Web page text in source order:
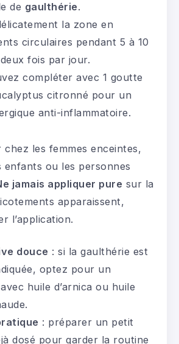
de gaulthérie.
la zone en
circulaires pendant 5 à 10
fois par jour.
compléter avec 1 goutte
citronné pour un
anti-inflammatoire.
chez les femmes enceintes,
enfants ou les personnes
jamais appliquer pure sur la
apparaissent,
l’application.
douce : si la gaulthérie est
optez pour un
huile d’arnica ou huile
: préparer un petit
dosé pour garder la routine